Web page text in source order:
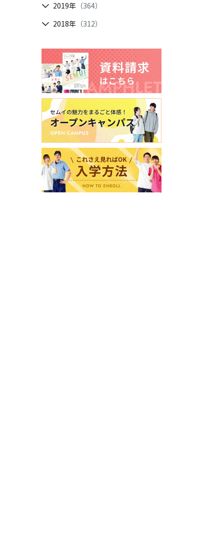
2019年 （364）
2018年 （312）